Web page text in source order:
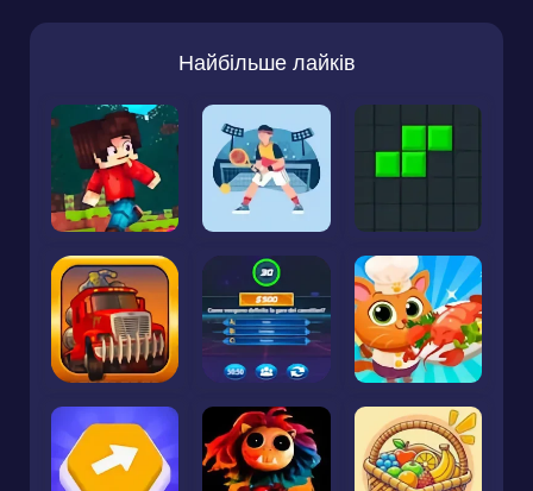
Найбільше лайків